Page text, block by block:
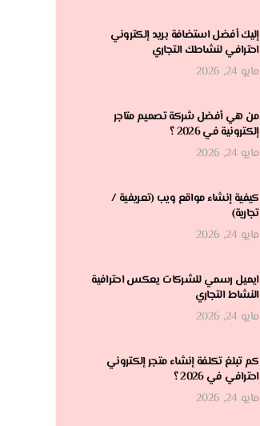
إليك أفضل استضافة بريد إلكتروني
احترافي لنشاطك التجاري
مايو 24, 2026
من هي أفضل شركة تصميم متاجر
إلكترونية في 2026 ؟
مايو 24, 2026
كيفية إنشاء مواقع ويب (تعريفية /
تجارية)
مايو 24, 2026
ايميل رسمي للشركات يعكس احترافية
النشاط التجاري
مايو 24, 2026
كم تبلغ تكلفة إنشاء متجر إلكتروني
احترافي في 2026 ؟
مايو 24, 2026